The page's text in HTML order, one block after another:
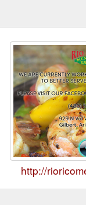
http://